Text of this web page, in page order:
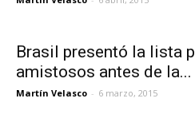
Brasil presentó la lista
amistosos antes de la...
Martín Velasco - 6 marzo, 2015